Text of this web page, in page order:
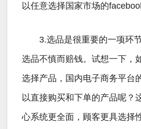
以任意选择国家市场的
3.选品是很重要的一项环节
选品不慎而赔钱。试想一下，
选择产品，国内电子商务平台
以直接购买和下单的产品呢？
心系统更全面，顾客更具选择